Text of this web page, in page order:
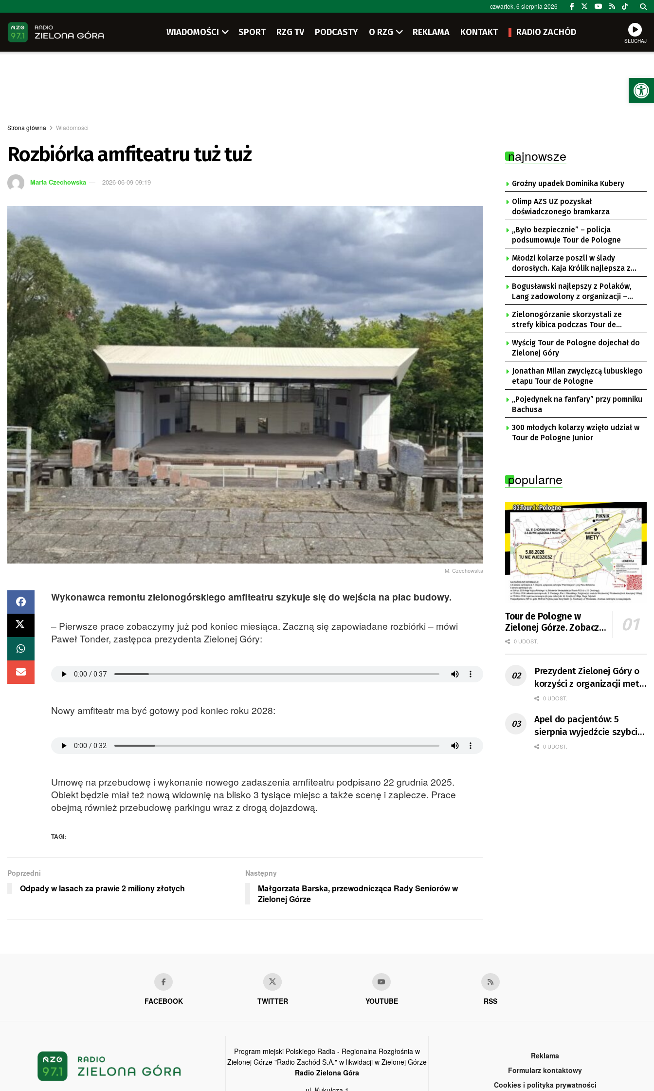
czwartek, 6 sierpnia 2026
WIADOMOŚCI SPORT RZG TV PODCASTY O RZG REKLAMA KONTAKT RADIO ZACHÓD
SŁUCHAJ
Strona główna Wiadomości
Rozbiórka amfiteatru tuż tuż
Marta Czechowska 2026-06-09 09:19
M. Czechowska
Wykonawca remontu zielonogórskiego amfiteatru szykuje się do wejścia na plac budowy.
– Pierwsze prace zobaczymy już pod koniec miesiąca. Zaczną się zapowiadane rozbiórki – mówi
Paweł Tonder, zastępca prezydenta Zielonej Góry:
Nowy amfiteatr ma być gotowy pod koniec roku 2028:
Umowę na przebudowę i wykonanie nowego zadaszenia amfiteatru podpisano 22 grudnia 2025.
Obiekt będzie miał też nową widownię na blisko 3 tysiące miejsc a także scenę i zaplecze. Prace
obejmą również przebudowę parkingu wraz z drogą dojazdową.
TAGI:
Poprzedni
Odpady w lasach za prawie 2 miliony złotych
Następny
Małgorzata Barska, przewodnicząca Rady Seniorów w
Zielonej Górze
najnowsze
Groźny upadek Dominika Kubery
Olimp AZS UZ pozyskał
doświadczonego bramkarza
„Było bezpiecznie” – policja
podsumowuje Tour de Pologne
Młodzi kolarze poszli w ślady
dorosłych. Kaja Królik najlepsza z
Lubuszanek w Tour de Pologne Junior
Bogusławski najlepszy z Polaków,
Lang zadowolony z organizacji –
komentarze po 3. etapie Tour de
Pologne
Zielonogórzanie skorzystali ze
strefy kibica podczas Tour de
Pologne
Wyścig Tour de Pologne dojechał do
Zielonej Góry
Jonathan Milan zwycięzcą lubuskiego
etapu Tour de Pologne
„Pojedynek na fanfary” przy pomniku
Bachusa
300 młodych kolarzy wzięło udział w
Tour de Pologne Junior
popularne
Tour de Pologne w
Zielonej Górze. Zobacz
zmiany w organizacji
0 UDOST.
Prezydent Zielonej Góry o
korzyści z organizacji mety
Tour de Pologne
0 UDOST.
Apel do pacjentów: 5
sierpnia wyjedźcie szybciej
z domów
0 UDOST.
FACEBOOK TWITTER YOUTUBE RSS
Program miejski Polskiego Radia - Regionalna Rozgłośnia w
Zielonej Górze "Radio Zachód S.A." w likwidacji w Zielonej Górze
Radio Zielona Góra
Reklama
Formularz kontaktowy
Cookies i polityka prywatności